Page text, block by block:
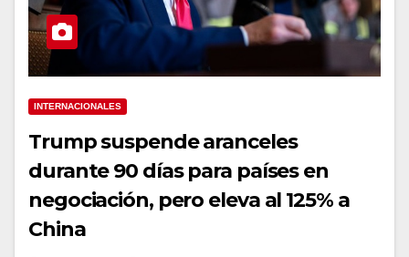
INTERNACIONALES
Trump suspende aranceles
durante 90 días para países en
negociación, pero eleva al 125% a
China